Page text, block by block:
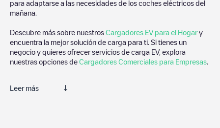
para adaptarse a las necesidades de los coches eléctricos del
mañana.
Descubre más sobre nuestros Cargadores EV para el Hogary
encuentra la mejor solución de carga para ti. Si tienes un
negocio y quieres ofrecer servicios de carga EV, explora
nuestras opciones de Cargadores Comerciales para Empresas
Leer más